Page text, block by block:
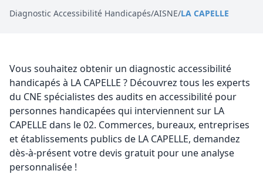
Diagnostic Accessibilité Handicapés/AISNE/LA CAPELLE
Vous souhaitez obtenir un diagnostic accessibilité
handicapés à LA CAPELLE ? Découvrez tous les experts
du CNE spécialistes des audits en accessibilité pour
personnes handicapées qui interviennent sur LA
CAPELLE dans le 02. Commerces, bureaux, entreprises
et établissements publics de LA CAPELLE, demandez
dès-à-présent votre devis gratuit pour une analyse
personnalisée !